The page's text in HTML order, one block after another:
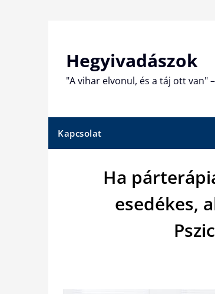
Hegyivadászok
"A vihar elvonul, és a táj ott van"
Kapcsolat
Ha
esedékes,